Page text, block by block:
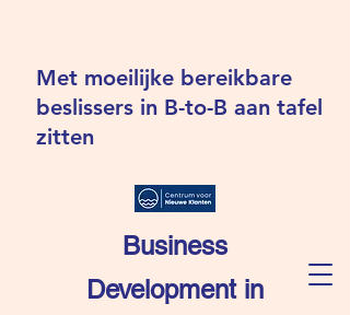
Business
Development in
Met moeilijke bereikbare
beslissers in B-to-B aan tafel
zitten